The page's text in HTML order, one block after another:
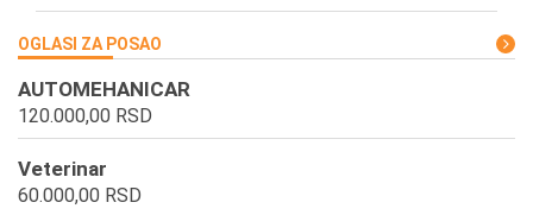
OGLASI ZA POSAO
AUTOMEHANICAR
120.000,00 RSD
Veterinar
60.000,00 RSD